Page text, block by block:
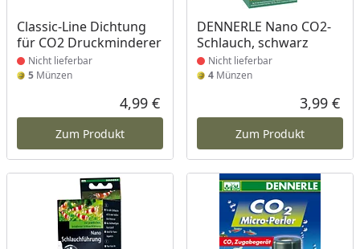
Classic-Line Dichtung
für CO2 Druckminderer
Produkt nicht lieferbar
Nicht lieferbar
5 Münzen
Aktueller Preis
4,99 €
Zum Produkt
DENNERLE Nano CO2-
Schlauch, schwarz
Produkt nicht lieferbar
Nicht lieferbar
4Münzen
3,99 €
Zum Produkt